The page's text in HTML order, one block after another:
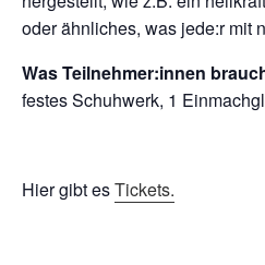
oder ähnliches, was jede:r mit
Was Teilnehmer:innen
festes Schuhwerk, 1
Hier gibt esTickets.